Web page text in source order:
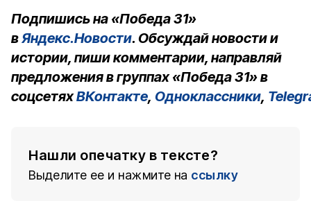
Подпишись на «Победа 31»
вЯндекс.Новости. Обсуждай новости и
истории, пиши комментарии, направляй
предложения в группах «Победа 31» в
соцсетяхВКонтакте, Одноклассники,
Нашли опечатку в тексте?
Выделите ее и нажмите на ссылку